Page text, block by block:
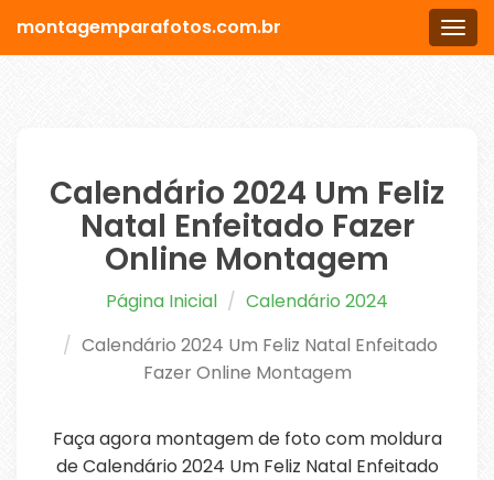
Menu
montagemparafotos.com.br
Calendário 2024 Um Feliz
Natal Enfeitado Fazer
Online Montagem
Página Inicial
Calendário 2024
Calendário 2024 Um Feliz Natal Enfeitado
Fazer Online Montagem
Faça agora montagem de foto com moldura
de Calendário 2024 Um Feliz Natal Enfeitado